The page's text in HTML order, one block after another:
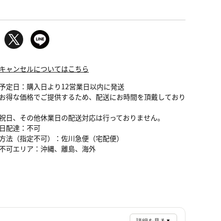
ャンセルについてはこちら
定日：購入日より12営業日以内に発送
得な価格でご提供するため、配送にお時間を頂戴しており
日、その他休業日の配送対応は行っておりません。
配達：不可
法（指定不可）：佐川急便（宅配便）
可エリア：沖縄、離島、海外